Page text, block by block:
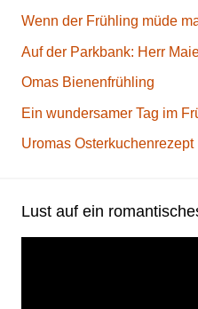
Wenn der Frühling müde
Auf der Parkbank: Herr
Omas Bienenfrühling
Ein wundersamer Tag im
Uromas Osterkuchenrezept
Lust auf ein